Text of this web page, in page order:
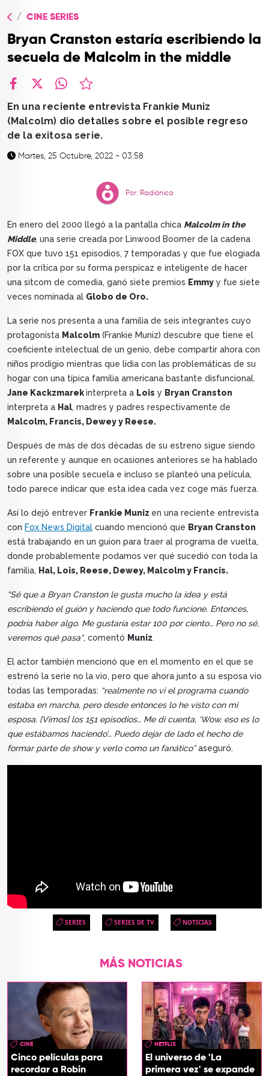
CONTACTO
CINE SERIES
Bryan Cranston estaría escribiendo la
secuela de Malcolm in the middle
En una reciente entrevista Frankie Muniz
(Malcolm) dio detalles sobre el posible regreso
de la exitosa serie.
Martes, 25 Octubre, 2022 - 03:58
Por: Radiónica
En enero del 2000 llegó a la pantalla chica Malcolm in the
Middle, una serie creada por Linwood Boomer de la cadena
FOX que tuvo 151 episodios, 7 temporadas y que fue elogiada
por la crítica por su forma perspicaz e inteligente de hacer
una sitcom de comedia, ganó siete premios Emmy y fue siete
veces nominada al Globo de Oro.
La serie nos presenta a una familia de seis integrantes cuyo
protagonista Malcolm (Frankie Muniz) descubre que tiene el
coeficiente intelectual de un genio, debe compartir ahora con
niños prodigio mientras que lidia con las problemáticas de su
hogar con una típica familia americana bastante disfuncional.
Jane Kackzmarekinterpreta a Lois y Bryan Cranston
interpreta a Hal, madres y padres respectivamente de
Malcolm, Francis, Dewey y Reese.
Después de más de dos décadas de su estreno sigue siendo
un referente y aunque en ocasiones anteriores se ha hablado
sobre una posible secuela e incluso se planteó una película,
todo parece indicar que esta idea cada vez coge más fuerza.
Así lo dejó entrever Frankie Muniz en una reciente entrevista
con Fox News Digital cuando mencionó que Bryan Cranston
está trabajando en un guion para traer al programa de vuelta,
donde probablemente podamos ver qué sucedió con toda la
familia, Hal, Lois, Reese, Dewey, Malcolm y Francis.
“Sé que a Bryan Cranston le gusta mucho la idea y está
escribiendo el guión y haciendo que todo funcione. Entonces,
podría haber algo. Me gustaría estar 100 por ciento… Pero no sé,
veremos qué pasa“, comentó Muniz.
El actor también mencionó que en el momento en el que se
estrenó la serie no la vio, pero que ahora junto a su esposa vio
todas las temporadas: “realmente no vi el programa cuando
estaba en marcha, pero desde entonces lo he visto con mi
esposa. [Vimos] los 151 episodios… Me di cuenta, ‘Wow, eso es lo
que estábamos haciendo’… Puedo dejar de lado el hecho de
formar parte de show y verlo como un fanático”aseguró.
SERIES SERIES DE TV NOTICIAS
MÁS NOTICIAS
CINE
Cinco películas para
recordar a Robin
NETFLIX
El universo de 'La
primera vez' se expande